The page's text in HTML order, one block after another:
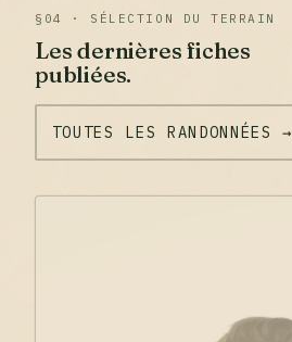
§04 · SÉLECTION DU TERRAIN
Les dernières fiches
publiées.
TOUTES LES RANDONNÉES →